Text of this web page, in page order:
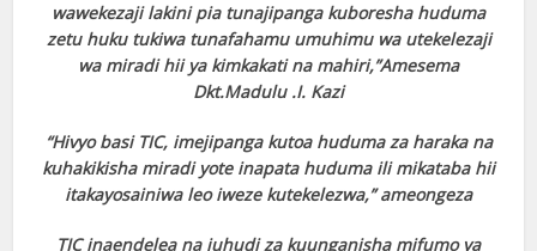
wawekezaji lakini pia tunajipanga kuboresha huduma
zetu huku tukiwa tunafahamu umuhimu wa utekelezaji
wa miradi hii ya kimkakati na mahiri,”Amesema
Dkt.Madulu .I. Kazi
“Hivyo basi TIC, imejipanga kutoa huduma za haraka na
kuhakikisha miradi yote inapata huduma ili mikataba hii
itakayosainiwa leo iweze kutekelezwa,” ameongeza
TIC inaendelea na juhudi za kuunganisha mifumo ya